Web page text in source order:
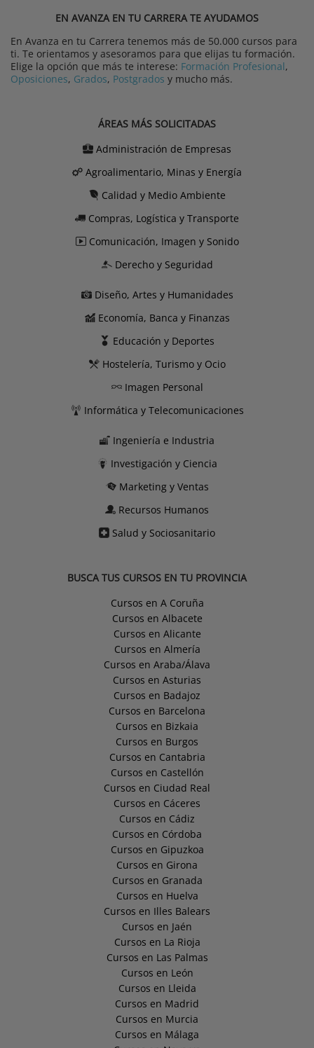
EN AVANZA EN TU CARRERA TE AYUDAMOS
En Avanza en tu Carrera tenemos más de 50.000 cursos para
ti. Te orientamos y asesoramos para que elijas tu formación.
Elige la opción que más te interese: Formación Profesional,
Oposiciones, Grados, Postgrados y mucho más.
ÁREAS MÁS SOLICITADAS
Administración de Empresas
Agroalimentario, Minas y Energía
Calidad y Medio Ambiente
Compras, Logística y Transporte
Comunicación, Imagen y Sonido
Derecho y Seguridad
Diseño, Artes y Humanidades
Economía, Banca y Finanzas
Educación y Deportes
Hostelería, Turismo y Ocio
Imagen Personal
Informática y Telecomunicaciones
Ingeniería e Industria
Investigación y Ciencia
Marketing y Ventas
Recursos Humanos
Salud y Sociosanitario
BUSCA TUS CURSOS EN TU PROVINCIA
Cursos en A Coruña
Cursos en Albacete
Cursos en Alicante
Cursos en Almería
Cursos en Araba/Álava
Cursos en Asturias
Cursos en Badajoz
Cursos en Barcelona
Cursos en Bizkaia
Cursos en Burgos
Cursos en Cantabria
Cursos en Castellón
Cursos en Ciudad Real
Cursos en Cáceres
Cursos en Cádiz
Cursos en Córdoba
Cursos en Gipuzkoa
Cursos en Girona
Cursos en Granada
Cursos en Huelva
Cursos en Illes Balears
Cursos en Jaén
Cursos en La Rioja
Cursos en Las Palmas
Cursos en León
Cursos en Lleida
Cursos en Madrid
Cursos en Murcia
Cursos en Málaga